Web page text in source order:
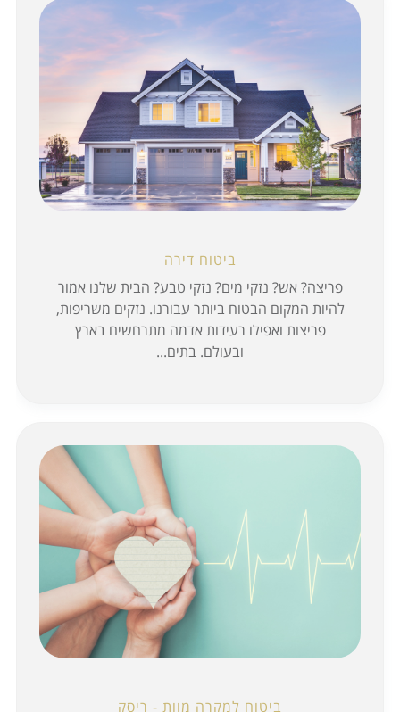
ביטוח דירה
פריצה? אש? נזקי מים? נזקי טבע? הבית שלנו אמור
להיות המקום הבטוח ביותר עבורנו. נזקים משריפות,
פריצות ואפילו רעידות אדמה מתרחשים בארץ
ובעולם. בתים...
ביטוח למקרה מוות - ריסק